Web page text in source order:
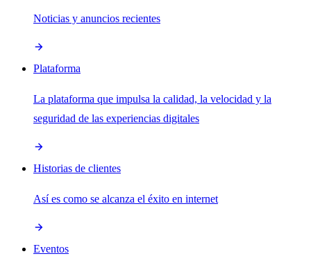
Noticias y anuncios recientes
Plataforma
La plataforma que impulsa la calidad, la velocidad y la
seguridad de las experiencias digitales
Historias de clientes
Así es como se alcanza el éxito en internet
Eventos